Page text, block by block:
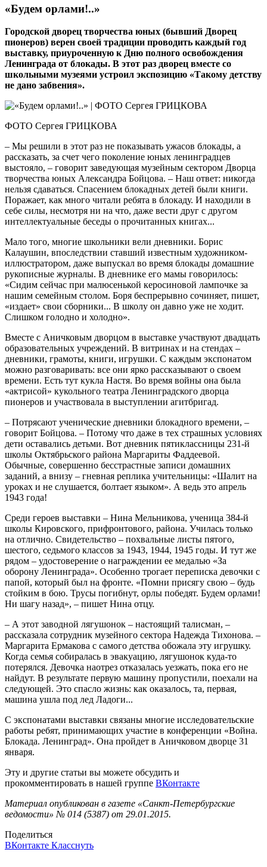
«Будем орлами!..»
Городской дворец творчества юных (бывший Дворец
пионеров) верен своей традиции проводить каждый год
выставку, приуроченную к Дню полного освобождения
Ленинграда от блокады. В этот раз дворец вместе со
школьными музеями устроил экспозицию «Такому детству
не дано забвения».
ФОТО Сергея ГРИЦКОВА
– Мы решили в этот раз не показывать ужасов блокады, а
рассказать, за счет чего поколение юных ленинградцев
выстояло, – говорит заведующая музейным сектором Дворца
творчества юных Александра Бойцова. – Наш ответ: никогда
нельзя сдаваться. Спасением блокадных детей были книги.
Поражает, как много читали ребята в блокаду. И находили в
себе силы, несмотря ни на что, даже вести друг с другом
интеллектуальные беседы о прочитанных книгах...
Мало того, многие школьники вели дневники. Борис
Калаушин, впоследствии ставший известным художником-
иллюстратором, даже выпускал во время блокады домашние
рукописные журналы. В дневнике его мамы говорилось:
«Сидим сейчас при малюсенькой керосиновой лампочке за
нашим семейным столом. Боря беспрерывно сочиняет, пишет,
«издает» свои сборники... В школу он давно уже не ходит.
Слишком голодно и холодно».
Вместе с Аничковым дворцом в выставке участвуют двадцать
образовательных учреждений. В витринах и на стендах –
дневники, грамоты, книги, игрушки. С каждым экспонатом
можно разговаривать: все они ярко рассказывают о своем
времени. Есть тут кукла Настя. Во время войны она была
«актрисой» кукольного театра Ленинградского дворца
пионеров и участвовала в выступлении агитбригад.
– Потрясают ученические дневники блокадного времени, –
говорит Бойцова. – Потому что даже в тех страшных условиях
дети оставались детьми. Вот дневник пятиклассницы 231-й
школы Октябрьского района Маргариты Фаддеевой.
Обычные, совершенно бесстрастные записи домашних
заданий, а внизу – гневная реплика учительницы: «Шалит на
уроках и не слушается, болтает языком». А ведь это апрель
1943 года!
Среди героев выставки – Нина Мельникова, ученица 384-й
школы Кировского, прифронтового, района. Училась только
на отлично. Свидетельство – похвальные листы пятого,
шестого, седьмого классов за 1943, 1944, 1945 годы. И тут же
рядом – удостоверение о награждении ее медалью «За
оборону Ленинграда». Особенно трогает переписка девочки с
папой, который был на фронте. «Помни присягу свою – будь
стойким в бою. Трусы погибнут, орлы победят. Будем орлами!
Ни шагу назад», – пишет Нина отцу.
– А этот заводной лягушонок – настоящий талисман, –
рассказала сотрудник музейного сектора Надежда Тихонова. –
Маргарита Ермакова с самого детства обожала эту игрушку.
Когда семья собиралась в эвакуацию, лягушонок куда-то
потерялся. Девочка наотрез отказалась уезжать, пока его не
найдут. В результате первую машину пропустили, поехали на
следующей. Это спасло жизнь: как оказалось, та, первая,
машина ушла под лед Ладоги...
С экспонатами выставки связаны многие исследовательские
работы ребят, принимающих участие в конференции «Война.
Блокада. Ленинград». Она пройдет в Аничковом дворце 31
января.
Эту и другие статьи вы можете обсудить и
прокомментировать в нашей группе ВКонтакте
Материал опубликован в газете «Санкт-Петербургские
ведомости» № 014 (5387) от 29.01.2015.
Поделиться
ВКонтакте Класснуть